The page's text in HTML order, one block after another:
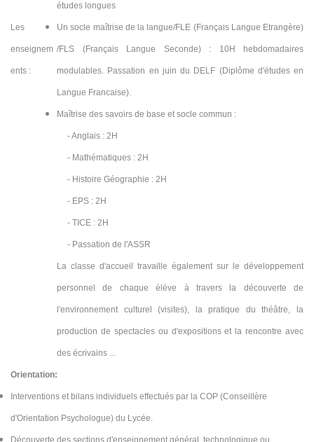
études longues
Les
enseignem
ents :
Un socle maîtrise de la langue/FLE (Français Langue Etrangère)
/FLS (Français Langue Seconde) : 10H hebdomadaires
modulables. Passation en juin du DELF (Diplôme d'études en
Langue Francaise).
Maîtrise des savoirs de base et socle commun :
- Anglais : 2H
- Mathématiques : 2H
- Histoire Géographie : 2H
- EPS : 2H
- TICE : 2H
- Passation de l'ASSR
La classe d'accueil travaille également sur le développement
personnel de chaque élève à travers la découverte de
l'environnement culturel (visites), la pratique du théâtre, la
production de spectacles ou d'expositions et la rencontre avec
des écrivains ...
Orientation:
Interventions et bilans individuels effectués par la COP (Conseillère
d'Orientation Psychologue) du Lycée.
Découverte des sections d'enseignement général, technologique ou